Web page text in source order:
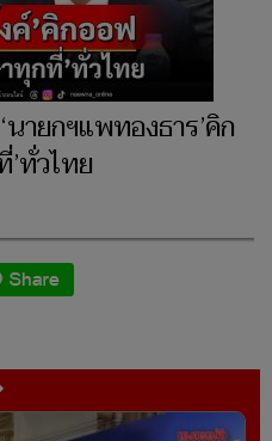
นายกฯแพทองธาร’คิก
ทั่วไทย